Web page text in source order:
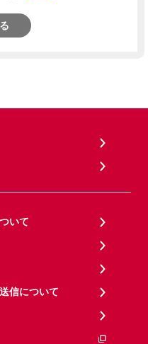
いて
信について